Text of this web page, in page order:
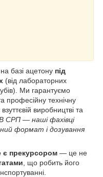
базі ацетону під
(від лабораторних
Ми гарантуємо
професійну технічну
виробництві та
СРП — наші фахівці
формат і дозування
є прекурсором — це не
, що робить його